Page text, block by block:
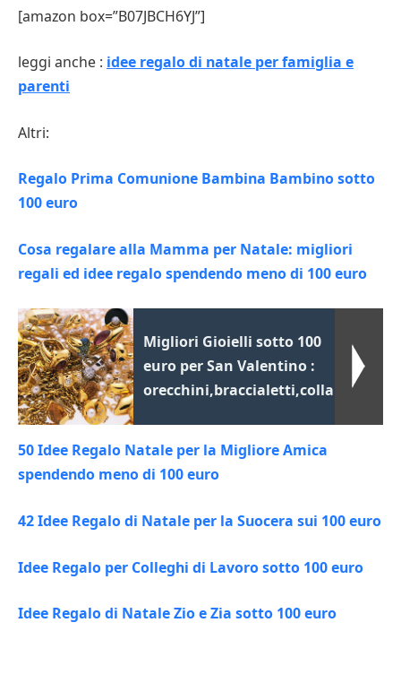
[amazon box=”B07JBCH6YJ”]
leggi anche : idee regalo di natale per famiglia e
parenti
Altri:
Regalo Prima Comunione Bambina Bambino sotto
100 euro
Cosa regalare alla Mamma per Natale: migliori
regali ed idee regalo spendendo meno di 100 euro
Migliori Gioielli sotto 100
euro per San Valentino :
orecchini,braccialetti,collane
50 Idee Regalo Natale per la Migliore Amica
spendendo meno di 100 euro
42 Idee Regalo di Natale per la Suocera sui 100 euro
Idee Regalo per Colleghi di Lavoro sotto 100 euro
Idee Regalo di Natale Zio e Zia sotto 100 euro